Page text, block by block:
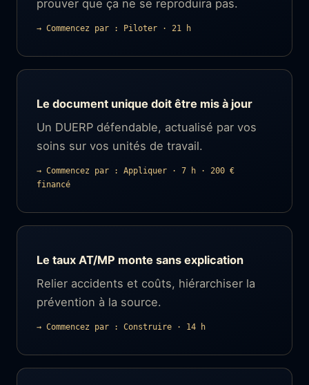
prouver que ça ne se reproduira pas.
→ Commencez par : Piloter · 21 h
Le document unique doit être mis à jour
Un DUERP défendable, actualisé par vos
soins sur vos unités de travail.
→ Commencez par : Appliquer · 7 h · 200 €
financé
Le taux AT/MP monte sans explication
Relier accidents et coûts, hiérarchiser la
prévention à la source.
→ Commencez par : Construire · 14 h